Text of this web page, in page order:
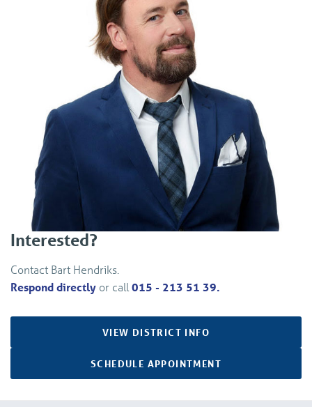
Interested?
Contact Bart Hendriks.
Respond directly or call 015 - 213 51 39.
VIEW DISTRICT INFO
SCHEDULE APPOINTMENT